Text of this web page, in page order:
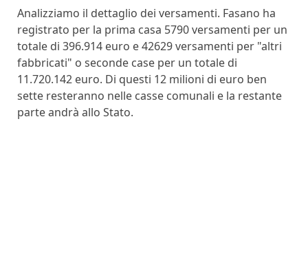
Analizziamo il dettaglio dei versamenti. Fasano ha
registrato per la prima casa 5790 versamenti per un
totale di 396.914 euro e 42629 versamenti per "altri
fabbricati" o seconde case per un totale di
11.720.142 euro. Di questi 12 milioni di euro ben
sette resteranno nelle casse comunali e la restante
parte andrà allo Stato.